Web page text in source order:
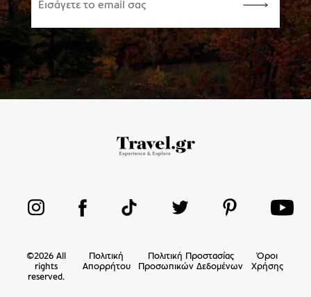
©2026 All
rights
reserved.
Πολιτική
Απορρήτου
Πολιτική Προστασίας
Προσωπικών Δεδομένων
Όροι
Χρήσης